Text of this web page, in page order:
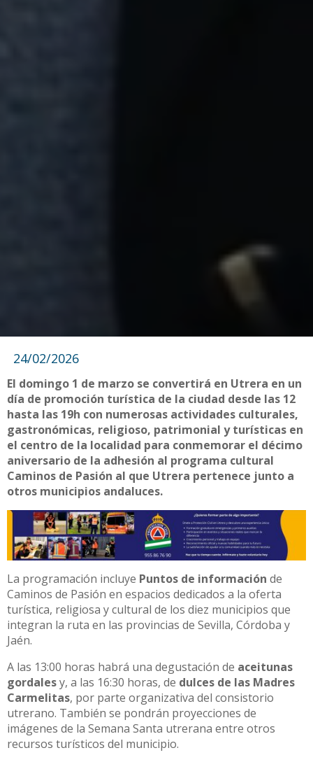
24/02/2026
El domingo 1 de marzo se convertirá en Utrera en un
día de promoción turística de la ciudad desde las 12
hasta las 19h con numerosas actividades culturales,
gastronómicas, religioso, patrimonial y turísticas en
el centro de la localidad para conmemorar el décimo
aniversario de la adhesión al programa cultural
Caminos de Pasión al que Utrera pertenece junto a
otros municipios andaluces.
La programación incluye Puntos de información de
Caminos de Pasión en espacios dedicados a la oferta
turística, religiosa y cultural de los diez municipios que
integran la ruta en las provincias de Sevilla, Córdoba y
Jaén.
A las 13:00 horas habrá una degustación de aceitunas
gordalesy, a las 16:30 horas, de dulces de las Madres
Carmelitas, por parte organizativa del consistorio
utrerano. También se pondrán proyecciones de
imágenes de la Semana Santa utrerana entre otros
recursos turísticos del municipio.